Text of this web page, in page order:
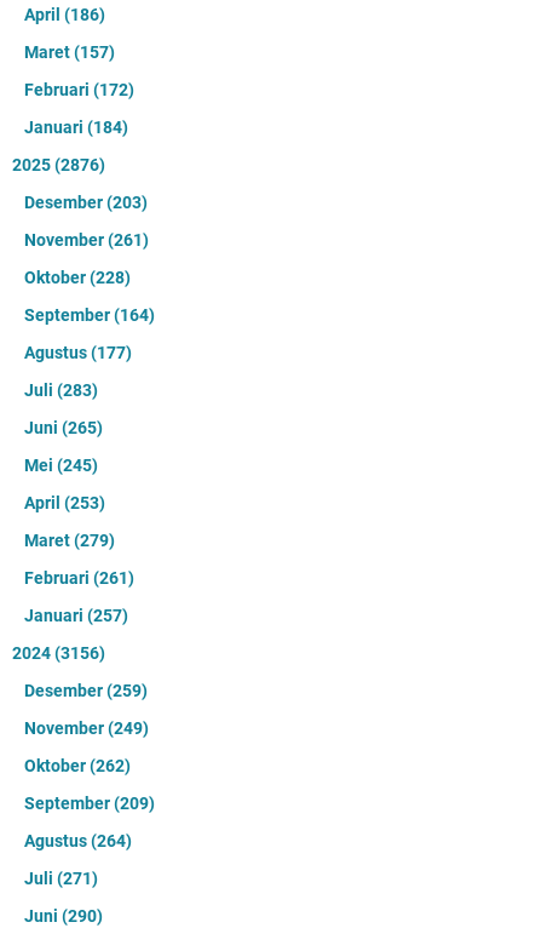
April (186)
Maret(157)
Februari (172)
Januari (184)
2025(2876)
Desember(203)
November(261)
Oktober(228)
September(164)
Agustus(177)
Juli (283)
Juni (265)
Mei (245)
April (253)
Maret(279)
Februari (261)
Januari (257)
2024(3156)
Desember(259)
November(249)
Oktober(262)
September(209)
Agustus(264)
Juli (271)
Juni (290)